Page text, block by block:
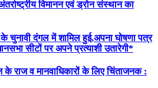
विमानन एवं ड्रोन संस्थान का
के चुनावी दंगल में शामिल हुई,अपना घोषणा पत्र
सीटों पर अपने प्रत्याशी उतारेगी*
राज व मानवाधिकारों के लिए चिंताजनक :